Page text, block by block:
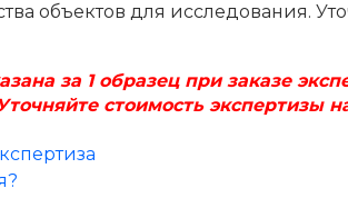
объектов для исследования.
за 1 образец при заказе
стоимость экспертизы